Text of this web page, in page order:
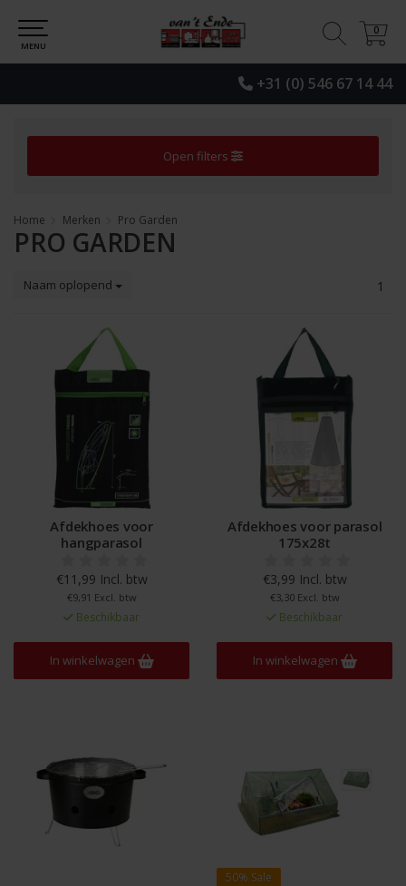
+31 (0) 546 67 14 44
0
0
MENU
Open filters
Home Merken Pro Garden
PRO GARDEN
Naam oplopend 1
Afdekhoes voor
hangparasol
€11,99 Incl. btw
€9,91 Excl. btw
Beschikbaar
In winkelwagen
Afdekhoes voor parasol
175x28t
€3,99 Incl. btw
€3,30 Excl. btw
Beschikbaar
In winkelwagen
50% Sale